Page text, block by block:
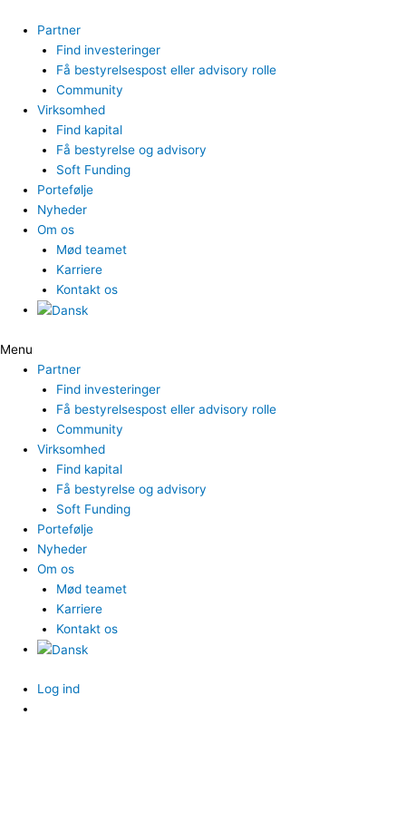
indholdet
Partner
Find investeringer
Få bestyrelsespost eller advisory rolle
Community
Virksomhed
Find kapital
Få bestyrelse og advisory
Soft Funding
Portefølje
Nyheder
Om os
Mød teamet
Karriere
Kontakt os
Menu
Partner
Find investeringer
Få bestyrelsespost eller advisory rolle
Community
Virksomhed
Find kapital
Få bestyrelse og advisory
Soft Funding
Portefølje
Nyheder
Om os
Mød teamet
Karriere
Kontakt os
Log ind